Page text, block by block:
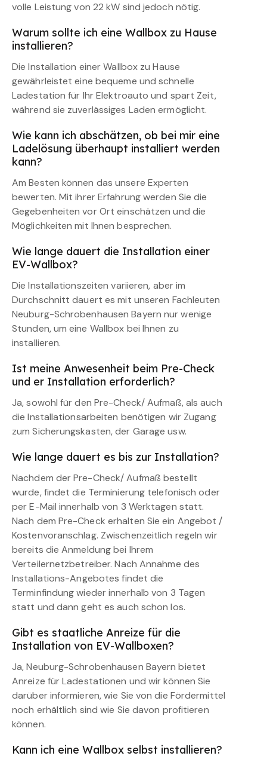
volle Leistung von 22 kW sind jedoch nötig.
Warum sollte ich eine Wallbox zu Hause
installieren?
Die Installation einer Wallbox zu Hause
gewährleistet eine bequeme und schnelle
Ladestation für Ihr Elektroauto und spart Zeit,
während sie zuverlässiges Laden ermöglicht.
Wie kann ich abschätzen, ob bei mir eine
Ladelösung überhaupt installiert werden
kann?
Am Besten können das unsere Experten
bewerten. Mit ihrer Erfahrung werden Sie die
Gegebenheiten vor Ort einschätzen und die
Möglichkeiten mit Ihnen besprechen.
Wie lange dauert die Installation einer
EV-Wallbox?
Die Installationszeiten variieren, aber im
Durchschnitt dauert es mit unseren Fachleuten
Neuburg-Schrobenhausen Bayern nur wenige
Stunden, um eine Wallbox bei Ihnen zu
installieren.
Ist meine Anwesenheit beim Pre-Check
und er Installation erforderlich?
Ja, sowohl für den Pre-Check/ Aufmaß, als auch
die Installationsarbeiten benötigen wir Zugang
zum Sicherungskasten, der Garage usw.
Wie lange dauert es bis zur Installation?
Nachdem der Pre-Check/ Aufmaß bestellt
wurde, findet die Terminierung telefonisch oder
per E-Mail innerhalb von 3 Werktagen statt.
Nach dem Pre-Check erhalten Sie ein Angebot /
Kostenvoranschlag. Zwischenzeitlich regeln wir
bereits die Anmeldung bei Ihrem
Verteilernetzbetreiber. Nach Annahme des
Installations-Angebotes findet die
Terminfindung wieder innerhalb von 3 Tagen
statt und dann geht es auch schon los.
Gibt es staatliche Anreize für die
Installation von EV-Wallboxen?
Ja, Neuburg-Schrobenhausen Bayern bietet
Anreize für Ladestationen und wir können Sie
darüber informieren, wie Sie von die Fördermittel
noch erhältlich sind wie Sie davon profitieren
können.
Kann ich eine Wallbox selbst installieren?